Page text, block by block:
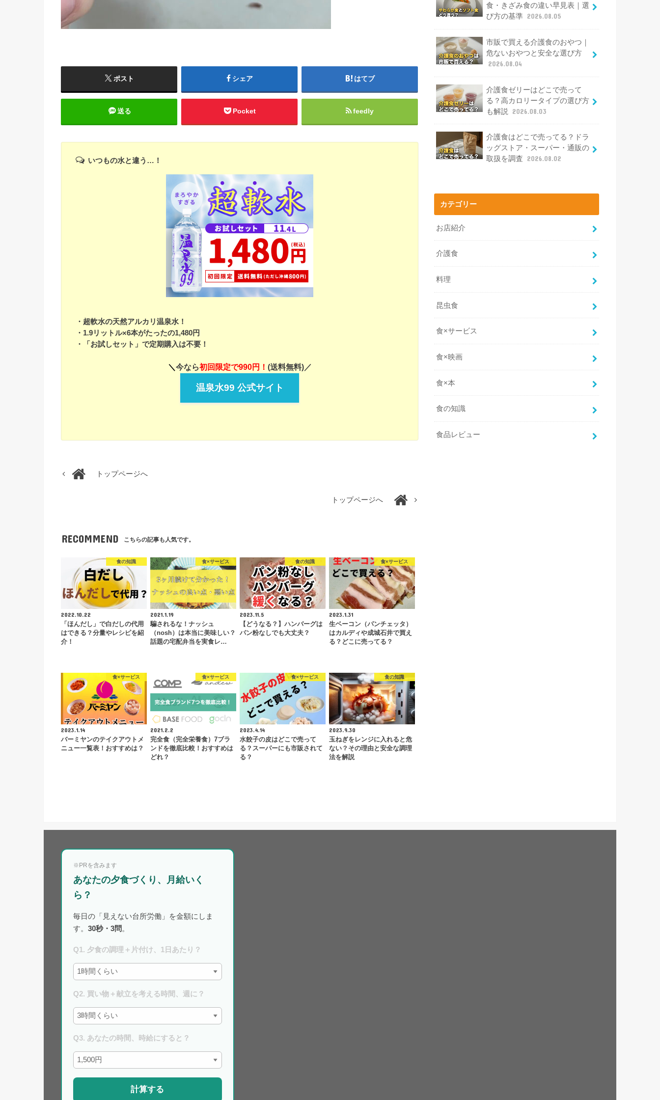
ポスト シェア はてブ
送る Pocket feedly
いつもの水と違う…！
・超軟水の天然アルカリ温泉水！
・1.9リットル×6本がたったの1,480円
・「お試しセット」で定期購入は不要！
＼ 今なら初回限定で990円！ (送料無料)／
温泉水99 公式サイト
トップページへ
トップページへ
RECOMMEND こちらの記事も人気です。
食の知識
2022.10.22
「ほんだし」で白だしの代用
はできる？分量やレシピを紹
介！
食×サービス
2021.1.19
騙されるな！ナッシュ
（nosh）は本当に美味しい？
話題の宅配弁当を実食レ…
食の知識
2023.11.5
【どうなる？】ハンバーグは
パン粉なしでも大丈夫？
食×サービス
2023.1.31
生ベーコン（パンチェッタ）
はカルディや成城石井で買え
る？どこに売ってる？
食×サービス
2023.1.14
バーミヤンのテイクアウトメ
ニュー一覧表！おすすめは？
食×サービス
2021.2.2
完全食（完全栄養食）7ブラ
ンドを徹底比較！おすすめは
どれ？
食×サービス
2023.4.14
水餃子の皮はどこで売って
る？スーパーにも市販されて
る？
食の知識
2023.9.30
玉ねぎをレンジに入れると危
ない？その理由と安全な調理
法を解説
食・きざみ食の違い早見表｜選
び方の基準 2026.08.05
市販で買える介護食のおやつ｜
危ないおやつと安全な選び方
2026.08.04
介護食ゼリーはどこで売って
る？高カロリータイプの選び方
も解説
2026.08.03
介護食はどこで売ってる？ドラ
ッグストア・スーパー・通販の
取扱を調査
2026.08.02
カテゴリー
お店紹介
介護食
料理
昆虫食
食×サービス
食×映画
食×本
食の知識
食品レビュー
※PRを含みます
あなたの夕食づくり、月給いく
ら？
毎日の「見えない台所労働」を金額にしま
す。 30秒・3問 。
Q1. 夕食の調理＋片付け、1日あたり？
Q2. 買い物＋献立を考える時間、週に？
Q3. あなたの時間、時給にすると？
計算する